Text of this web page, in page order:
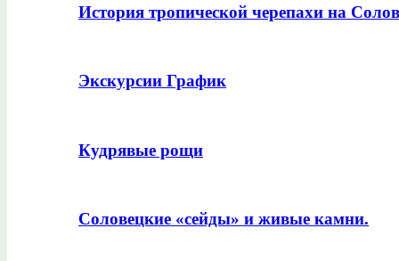
История тропической черепахи на
Экскурсии График
Кудрявые рощи
Соловецкие «сейды» и живые камни.